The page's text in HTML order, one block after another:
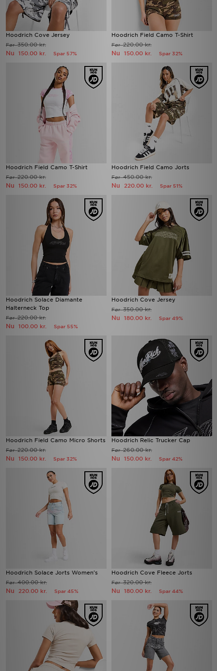
Hoodrich Cove Jersey
Før350.00 kr.
Nu 150.00 kr. Spar 57%
Hoodrich Field Camo T-Shirt
Før220.00 kr.
Nu 150.00 kr. Spar 32%
Hoodrich Field Camo T-Shirt
Før220.00 kr.
Nu 150.00 kr. Spar 32%
Hoodrich Field Camo Jorts
Før450.00 kr.
Nu 220.00 kr. Spar 51%
Hoodrich Solace Diamante
Halterneck Top
Før220.00 kr.
Nu 100.00 kr. Spar 55%
Hoodrich Cove Jersey
Før350.00 kr.
Nu 180.00 kr. Spar 49%
Hoodrich Field Camo Micro Shorts
Før220.00 kr.
Nu 150.00 kr. Spar 32%
Hoodrich Relic Trucker Cap
Før260.00 kr.
Nu 150.00 kr. Spar 42%
Hoodrich Solace Jorts Women's
Før400.00 kr.
Nu 220.00 kr. Spar 45%
Hoodrich Cove Fleece Jorts
Før320.00 kr.
Nu 180.00 kr. Spar 44%